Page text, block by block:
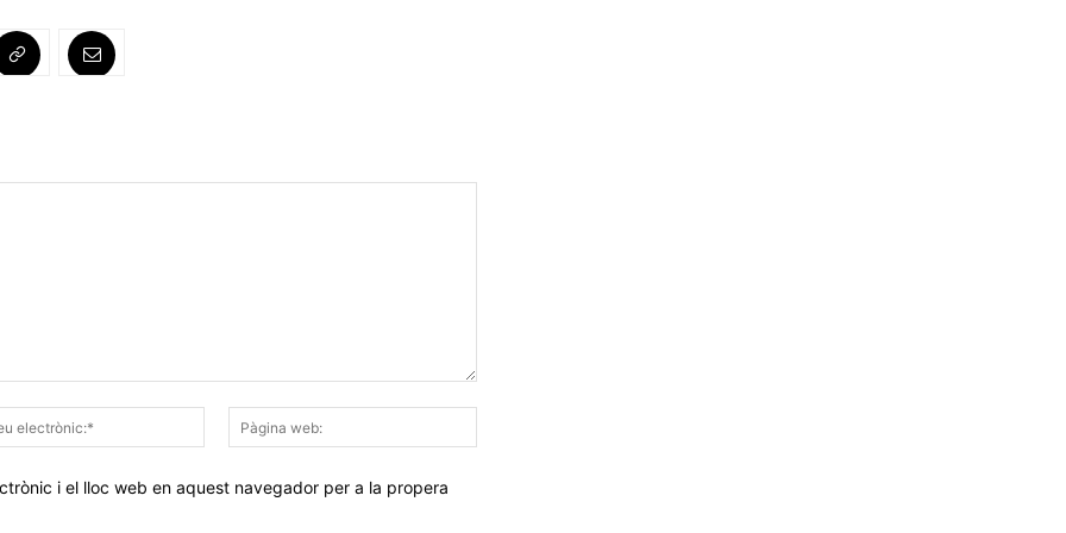
Correu
electrònic:*
web:
i el lloc web en aquest navegador per a la propera